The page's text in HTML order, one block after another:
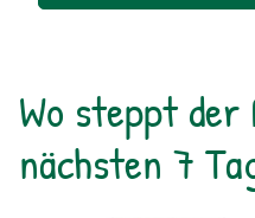
Wo steppt der
nächsten 7